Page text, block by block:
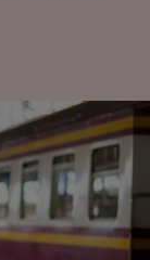
de ne
les
à des
et